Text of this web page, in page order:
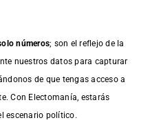
números; son el reflejo de la
nuestros datos para capturar
de que tengas acceso a
Con Electomanía, estarás
escenario político.